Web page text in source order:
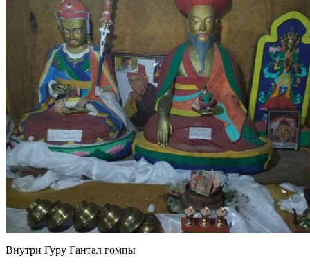
Внутри Гуру Гантал гомпы